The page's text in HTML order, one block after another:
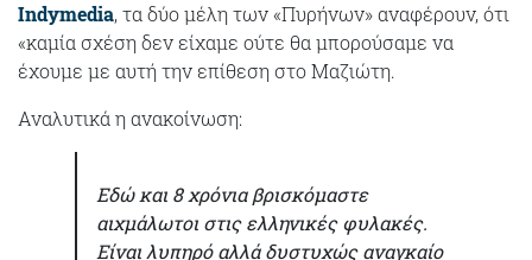
Indymedia, τα δύο μέλη των «Πυρήνων» αναφέρουν, ότι
«καμία σχέση δεν είχαμε ούτε θα μπορούσαμε να
έχουμε με αυτή την επίθεση στο Μαζιώτη.
Αναλυτικά η ανακοίνωση:
Εδώ και 8 χρόνια βρισκόμαστε
αιχμάλωτοι στις ελληνικές φυλακές.
Είναι λυπηρό αλλά δυστυχώς αναγκαίο